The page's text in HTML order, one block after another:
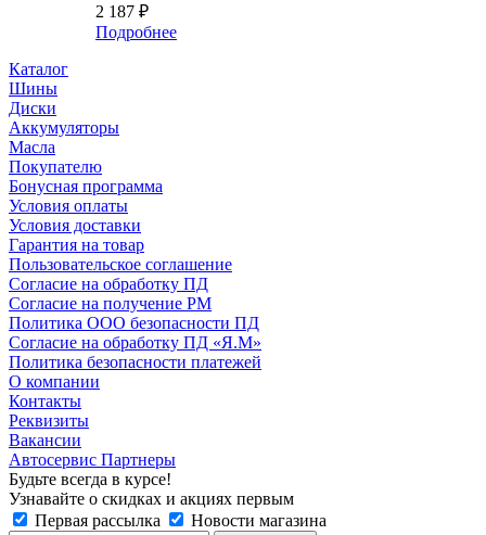
2 187 ₽
Подробнее
Каталог
Шины
Диски
Аккумуляторы
Масла
Покупателю
Бонусная программа
Условия оплаты
Условия доставки
Гарантия на товар
Пользовательское соглашение
Согласие на обработку ПД
Согласие на получение РМ
Политика ООО безопасности ПД
Согласие на обработку ПД «Я.М»
Политика безопасности платежей
О компании
Контакты
Реквизиты
Вакансии
Автосервис Партнеры
Будьте всегда в курсе!
Узнавайте о скидках и акциях первым
Первая рассылка
Новости магазина